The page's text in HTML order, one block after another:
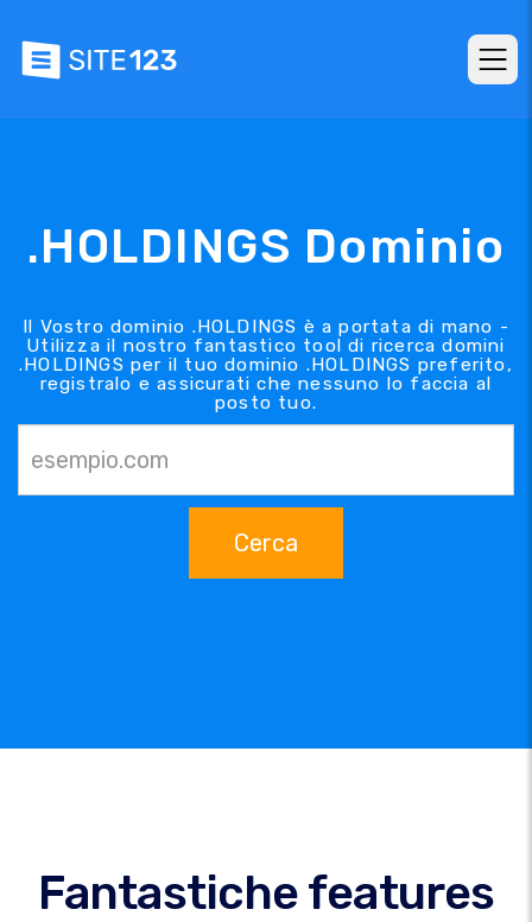
.HOLDINGS Dominio
Il Vostro dominio .HOLDINGS è a portata di mano -
Utilizza il nostro fantastico tool di ricerca domini
.HOLDINGS per il tuo dominio .HOLDINGS preferito,
registralo e assicurati che nessuno lo faccia al
posto tuo.
Cerca
Fantastiche features